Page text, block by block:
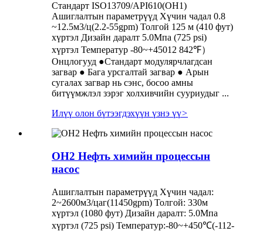
Стандарт ISO13709/API610(OH1)
Ашиглалтын параметрүүд Хүчин чадал 0.8
~12.5м3/ц(2.2-55gpm) Толгой 125 м (410 фут)
хүртэл Дизайн даралт 5.0Мпа (725 psi)
хүртэл Температур -80~+45012 842℉）
Онцлогууд ●Стандарт модулярчлагдсан
загвар ● Бага урсгалтай загвар ● Арын
сугалах загвар нь сэнс, босоо амны
битүүмжлэл зэрэг холхивчийн сууриудыг ...
Илүү олон бүтээгдэхүүн үзнэ үү>
OH2 Нефть химийн процессын
насос
Ашиглалтын параметрүүд Хүчин чадал:
2~2600м3/цаг(11450gpm) Толгой: 330м
хүртэл (1080 фут) Дизайн даралт: 5.0Мпа
хүртэл (725 psi) Температур:-80~+450℃(-112-